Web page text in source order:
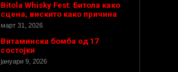
Bitola Whisky Fest: Битола како
сцена, вискито како причина
март 31, 2026
Витаминска бомба од 17
состојки
јануари 9, 2026